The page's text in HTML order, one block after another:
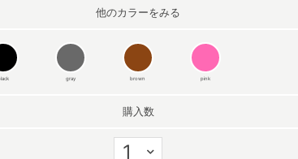
他のカラーをみる
gray brown pink
購入数